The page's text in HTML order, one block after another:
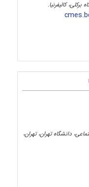
کالیفرنیا.
دانشگاه تهران، تهران،